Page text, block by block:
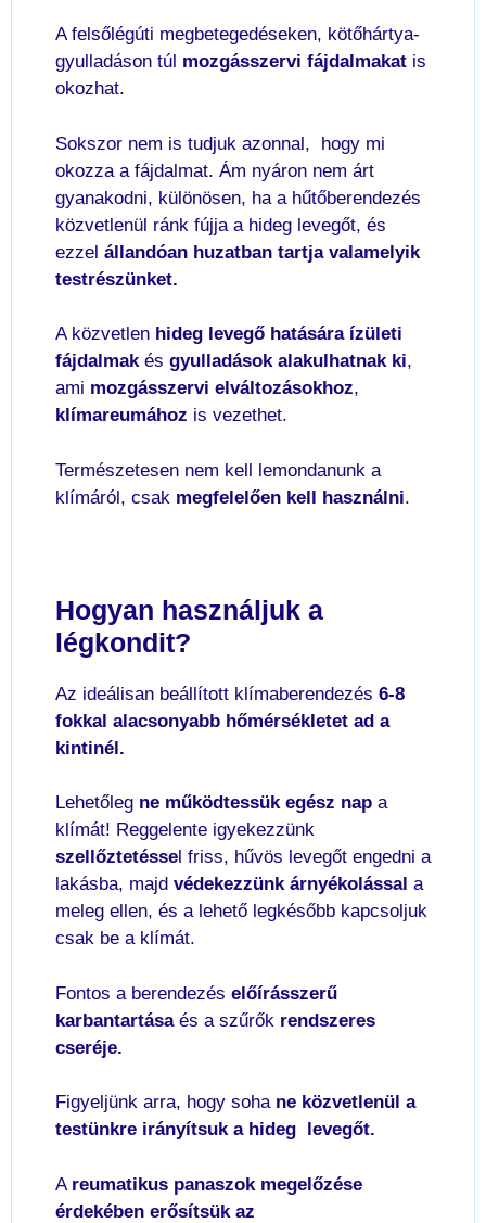
A felsőlégúti megbetegedéseken, kötőhártya-
gyulladáson túl mozgásszervi fájdalmakat is
okozhat.
Sokszor nem is tudjuk azonnal, hogy mi
okozza a fájdalmat. Ám nyáron nem árt
gyanakodni, különösen, ha a hűtőberendezés
közvetlenül ránk fújja a hideg levegőt, és
ezzel állandóan huzatban tartja valamelyik
testrészünket.
A közvetlen hideg levegő hatására ízületi
fájdalmakés gyulladások alakulhatnak ki,
ami mozgásszervi elváltozásokhoz,
klímareumához is vezethet.
Természetesen nem kell lemondanunk a
klímáról, csak megfelelően kell használni.
Hogyan használjuk a
légkondit?
Az ideálisan beállított klímaberendezés 6-8
fokkal alacsonyabb hőmérsékletet ad a
kintinél.
Lehetőleg ne működtessük egész nap a
klímát! Reggelente igyekezzünk
szellőztetésse l friss, hűvös levegőt engedni a
lakásba, majd védekezzünk árnyékolással a
meleg ellen, és a lehető legkésőbb kapcsoljuk
csak be a klímát.
Fontos a berendezés előírásszerű
karbantartása és a szűrők rendszeres
cseréje.
Figyeljünk arra, hogy soha ne közvetlenül a
testünkre irányítsuk a hideg levegőt.
A reumatikus panaszok megelőzése
érdekében erősítsük az